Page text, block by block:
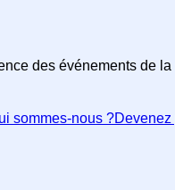
des événements de
sommes-nous ?